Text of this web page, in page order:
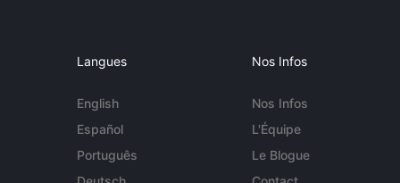
Langues
English
Español
Português
Nos Infos
Nos Infos
L'Équipe
Le Blogue